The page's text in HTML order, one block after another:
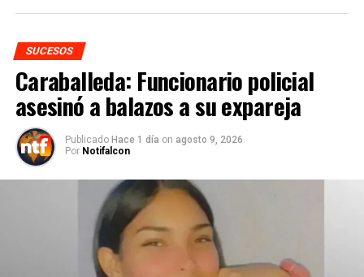
SUCESOS
Caraballeda: Funcionario policial
asesinó a balazos a su expareja
Publicado Hace 1 día on agosto 9, 2026
Por Notifalcon